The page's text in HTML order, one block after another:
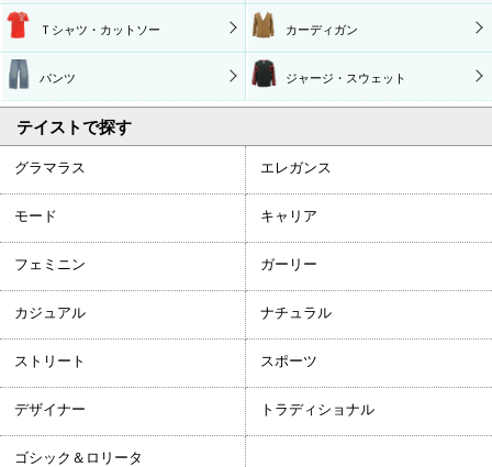
Ｔシャツ・カットソー カーディガン
パンツ ジャージ・スウェット
テイストで探す
グラマラス エレガンス
モード キャリア
フェミニン ガーリー
カジュアル ナチュラル
ストリート スポーツ
デザイナー トラディショナル
ゴシック＆ロリータ